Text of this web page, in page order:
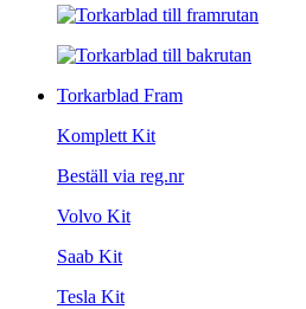
Torkarblad Fram
Komplett Kit
Beställ via reg.nr
Volvo Kit
Saab Kit
Tesla Kit